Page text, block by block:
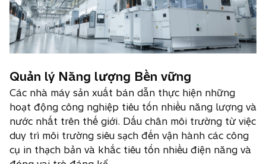
Quản lý Năng lượng Bền vững
Các nhà máy sản xuất bán dẫn thực hiện những
hoạt động công nghiệp tiêu tốn nhiều năng lượng và
nước nhất trên thế giới. Dấu chân môi trường từ việc
duy trì môi trường siêu sạch đến vận hành các công
cụ in thạch bản và khắc tiêu tốn nhiều điện năng và